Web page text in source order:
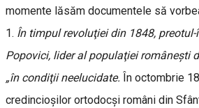
momente lăsăm documentele să
1. În timpul revoluţiei din 1848,
Popovici, lider al populaţiei româneşti
„în condiţii neelucidate. În octombrie
credincioşilor ortodocşi români din